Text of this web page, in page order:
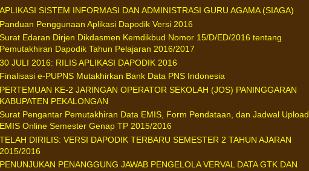
APLIKASI SISTEM INFORMASI DAN ADMINISTRASI GURU AGAMA (SIAGA)
Panduan Penggunaan Aplikasi Dapodik Versi 2016
Surat Edaran Dirjen Dikdasmen Kemdikbud Nomor 15/D/ED/2016 tentang
Pemutakhiran Dapodik Tahun Pelajaran 2016/2017
30 JULI 2016: RILIS APLIKASI DAPODIK 2016
Finalisasi e-PUPNS Mutakhirkan Bank Data PNS Indonesia
PERTEMUAN KE-2 JARINGAN OPERATOR SEKOLAH (JOS) PANINGGARAN
KABUPATEN PEKALONGAN
Surat Pengantar Pemutakhiran Data EMIS, Form Pendataan, dan Jadwal Upload
EMIS Online Semester Genap TP 2015/2016
TELAH DIRILIS: VERSI DAPODIK TERBARU SEMESTER 2 TAHUN AJARAN
2015/2016
PENUNJUKAN PENANGGUNG JAWAB PENGELOLA VERVAL DATA GTK DAN